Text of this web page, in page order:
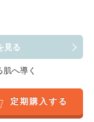
見る
へ導く
定期購入する